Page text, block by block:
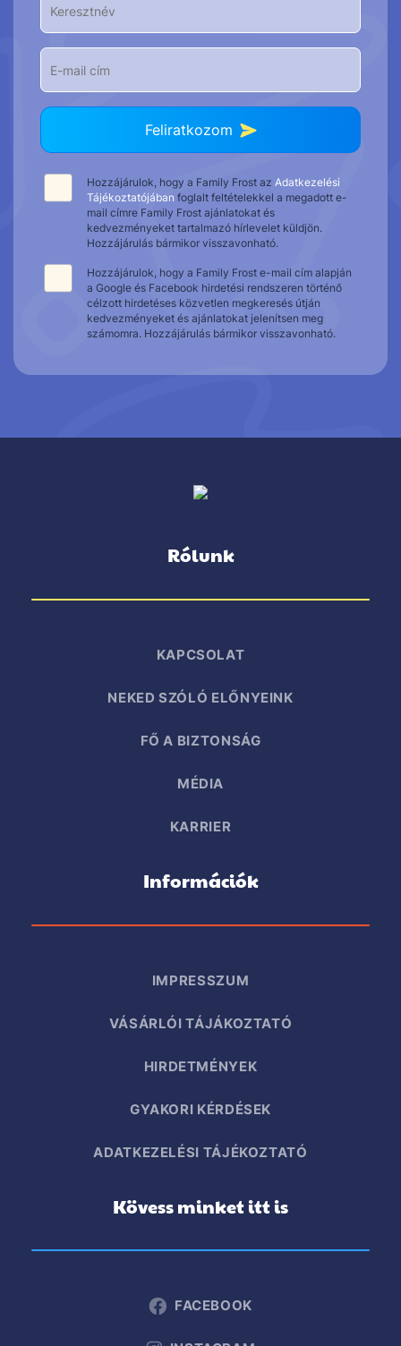
Feliratkozom
Hozzájárulok, hogy a Family Frost az Adatkezelési
Tájékoztatójában foglalt feltételekkel a megadott e-
mail címre Family Frost ajánlatokat és
kedvezményeket tartalmazó hírlevelet küldjön.
Hozzájárulás bármikor visszavonható.
Hozzájárulok, hogy a Family Frost e-mail cím alapján
a Google és Facebook hirdetési rendszeren történő
célzott hirdetéses közvetlen megkeresés útján
kedvezményeket és ajánlatokat jelenítsen meg
számomra. Hozzájárulás bármikor visszavonható.
Rólunk
KAPCSOLAT
NEKED SZÓLÓ ELŐNYEINK
FŐ A BIZTONSÁG
MÉDIA
KARRIER
Információk
IMPRESSZUM
VÁSÁRLÓI TÁJÁKOZTATÓ
HIRDETMÉNYEK
GYAKORI KÉRDÉSEK
ADATKEZELÉSI TÁJÉKOZTATÓ
Kövess minket itt is
FACEBOOK